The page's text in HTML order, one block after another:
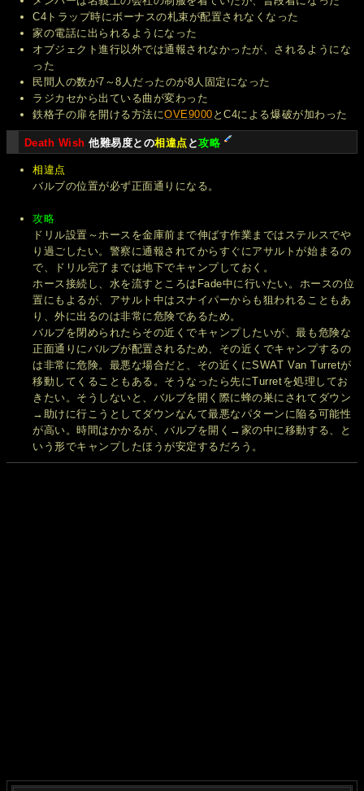
C4トラップ時にボーナスの札束が配置されなくなった
家の電話に出られるようになった
オブジェクト進行以外では通報されなかったが、されるようにな
った
民間人の数が7～8人だったのが8人固定になった
ラジカセから出ている曲が変わった
鉄格子の扉を開ける方法にOVE9000 とC4による爆破が加わった
Death Wish 他難易度との相違点 と攻略
相違点
バルブの位置が必ず正面通りになる。
攻略
ドリル設置～ホースを金庫前まで伸ばす作業まではステルスでや
り過ごしたい。警察に通報されてからすぐにアサルトが始まるの
で、ドリル完了までは地下でキャンプしておく。
ホース接続し、水を流すところはFade中に行いたい。ホースの位
置にもよるが、アサルト中はスナイパーからも狙われることもあ
り、外に出るのは非常に危険であるため。
バルブを閉められたらその近くでキャンプしたいが、最も危険な
正面通りにバルブが配置されるため、その近くでキャンプするの
は非常に危険。最悪な場合だと、その近くにSWAT Van Turretが
移動してくることもある。そうなったら先にTurretを処理してお
きたい。そうしないと、バルブを開く際に蜂の巣にされてダウン
→助けに行こうとしてダウンなんて最悪なパターンに陥る可能性
が高い。時間はかかるが、バルブを開く→家の中に移動する、と
いう形でキャンプしたほうが安定するだろう。